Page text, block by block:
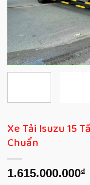
Xe Tải Isuzu 15
Chuẩn
1.615.000.000₫